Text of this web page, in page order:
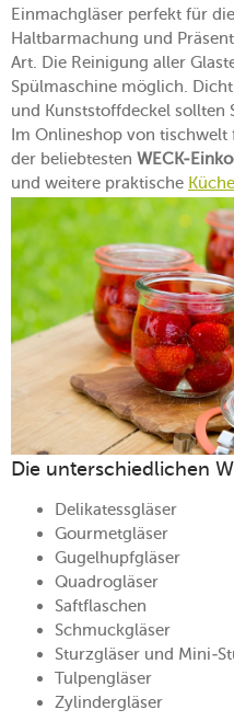
Einmachgläser perfekt für
Haltbarmachung und
Art. Die Reinigung aller
Spülmaschine möglich.
und Kunststoffdeckel sollten
Im Onlineshop von tischwelt
der beliebtesten WECK-
und weitere praktische
Die unterschiedlichen
Delikatessgläser
Gourmetgläser
Gugelhupfgläser
Quadrogläser
Saftflaschen
Schmuckgläser
Sturzgläser und Mini-
Tulpengläser
Zylindergläser